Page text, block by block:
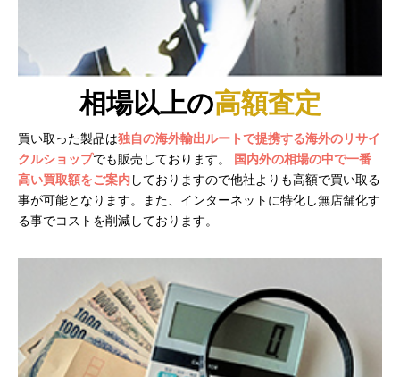
相場以上の高額査定
買い取った製品は独自の海外輸出ルートで提携する海外のリサイ
クルショップでも販売しております。
国内外の相場の中で一番
高い買取額をご案内しておりますので他社よりも高額で買い取る
事が可能となります。また、インターネットに特化し無店舗化す
る事でコストを削減しております。